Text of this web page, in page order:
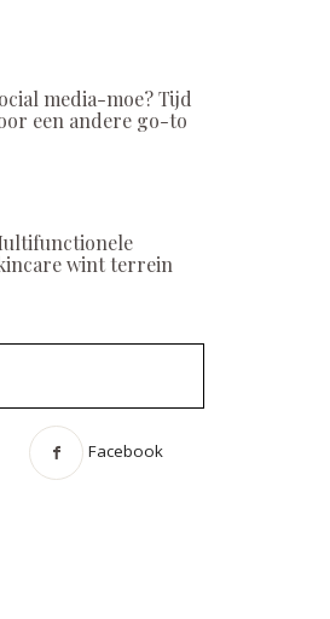
media-moe? Tijd
een andere go-to
wint terrein
Facebook